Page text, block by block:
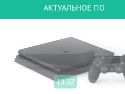
АКТУАЛЬНОЕ ПО